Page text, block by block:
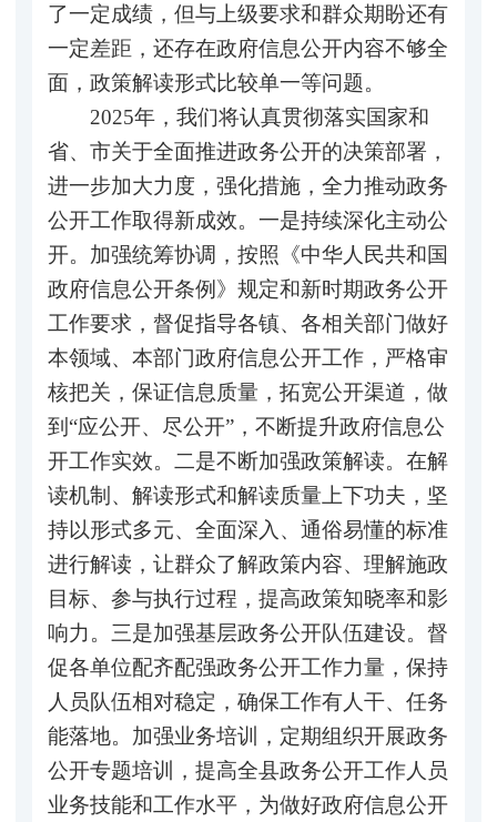
了一定成绩，但与上级要求和群众期盼还有
一定差距，还存在政府信息公开内容不够全
面，政策解读形式比较单一等问题。
2025年，我们将认真贯彻落实国家和
省、市关于全面推进政务公开的决策部署，
进一步加大力度，强化措施，全力推动政务
公开工作取得新成效。一是持续深化主动公
开。加强统筹协调，按照《中华人民共和国
政府信息公开条例》规定和新时期政务公开
工作要求，督促指导各镇、各相关部门做好
本领域、本部门政府信息公开工作，严格审
核把关，保证信息质量，拓宽公开渠道，做
到“应公开、尽公开”，不断提升政府信息公
开工作实效。二是不断加强政策解读。在解
读机制、解读形式和解读质量上下功夫，坚
持以形式多元、全面深入、通俗易懂的标准
进行解读，让群众了解政策内容、理解施政
目标、参与执行过程，提高政策知晓率和影
响力。三是加强基层政务公开队伍建设。督
促各单位配齐配强政务公开工作力量，保持
人员队伍相对稳定，确保工作有人干、任务
能落地。加强业务培训，定期组织开展政务
公开专题培训，提高全县政务公开工作人员
业务技能和工作水平，为做好政府信息公开